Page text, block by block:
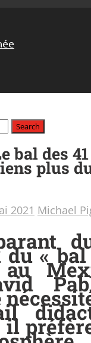
bal des
plus
2021 Michael
« bal
au
il